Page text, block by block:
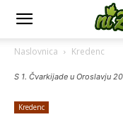
Naslovnica Kredenc
S 1. Čvarkijade u Oroslavju
Kredenc